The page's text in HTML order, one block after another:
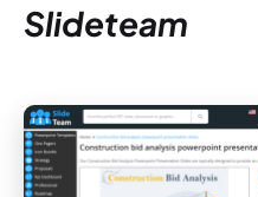
Slideteam